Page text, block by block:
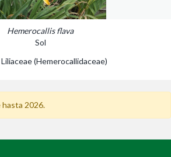
Hemerocallis flava
Sol
Liliaceae (Hemerocallidaceae)
2026.